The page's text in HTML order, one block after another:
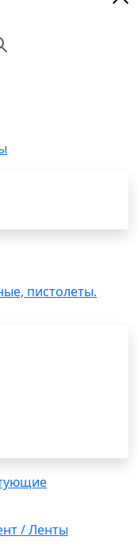
пистолеты.
/ Ленты